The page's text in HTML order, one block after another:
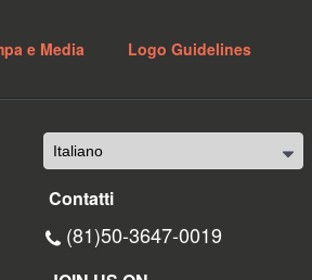
e Media Logo Guidelines
Contatti
(81)50-3647-0019